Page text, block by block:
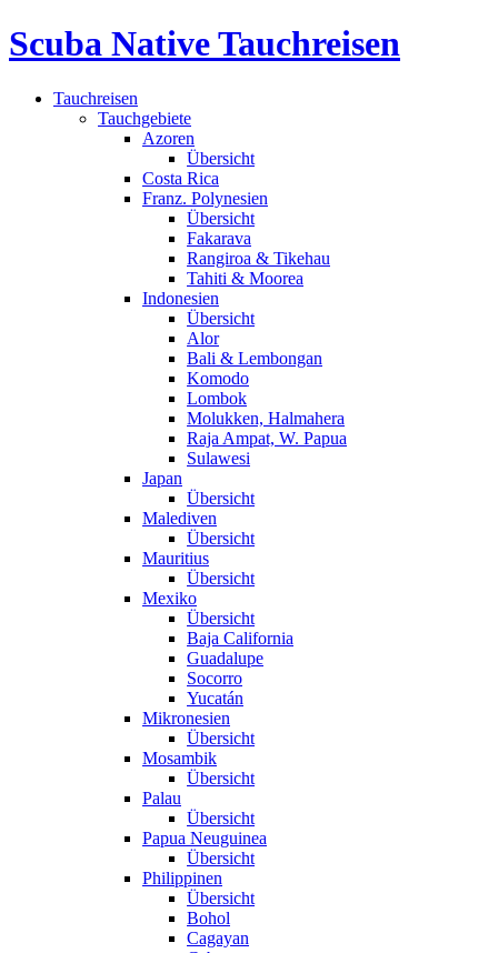
Scuba Native Tauchreisen
Tauchreisen
Tauchgebiete
Azoren
Übersicht
Costa Rica
Franz. Polynesien
Übersicht
Fakarava
Rangiroa & Tikehau
Tahiti & Moorea
Indonesien
Übersicht
Alor
Bali & Lembongan
Komodo
Lombok
Molukken, Halmahera
Raja Ampat, W. Papua
Sulawesi
Japan
Übersicht
Malediven
Übersicht
Mauritius
Übersicht
Mexiko
Übersicht
Baja California
Guadalupe
Socorro
Yucatán
Mikronesien
Übersicht
Mosambik
Übersicht
Palau
Übersicht
Papua Neuguinea
Übersicht
Philippinen
Übersicht
Bohol
Cagayan